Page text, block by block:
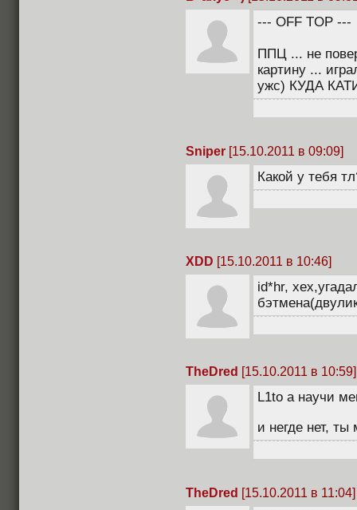
--- OFF TOP ---
ППЦ ... не
картину ...
ужс) КУДА
Sniper [15.10.2011 в 09:09]
Какой у тебя
XDD [15.10.2011 в 10:46]
id*hr,
TheDred [15.10.2011 в 10:59]
L1to а научи
и негде нет,
TheDred [15.10.2011 в 11:04]